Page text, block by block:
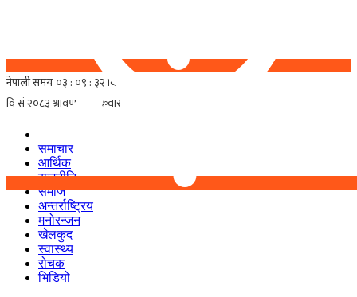
समाचार
आर्थिक
राजनीति
समाज
अन्तर्राष्ट्रिय
मनोरन्जन
खेलकुद
स्वास्थ्य
रोचक
भिडियो